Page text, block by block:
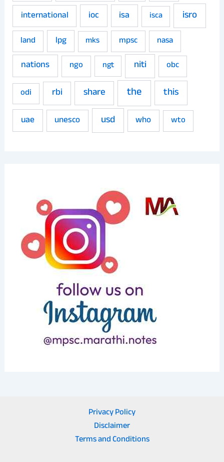
international
ioc isa isca isro
land lpg mks mpsc nasa
nations ngo ngt niti
obc
odi
rbi share the this
uae unesco usd who wto
Privacy Policy
Disclaimer
Terms and Conditions